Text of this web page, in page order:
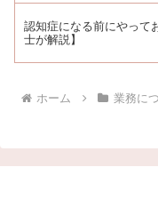
認知症になる前にやって
士が解説】
ホーム 業務に